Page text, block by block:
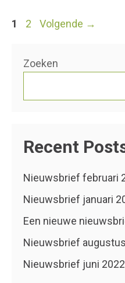
Pagina
1 Pagina
2 Volgende →
Zoeken
Recent
Nieuwsbrief februari
Nieuwsbrief januari
Een nieuwe
Nieuwsbrief
Nieuwsbrief juni 2022